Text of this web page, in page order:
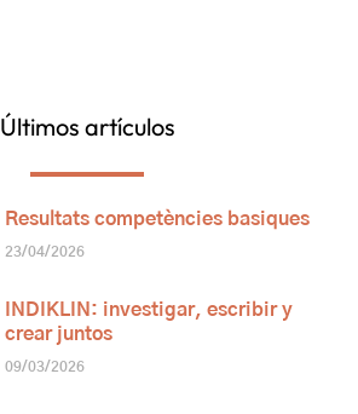
Últimos artículos
Resultats competències basiques
23/04/2026
INDIKLIN: investigar, escribir y
crear juntos
09/03/2026